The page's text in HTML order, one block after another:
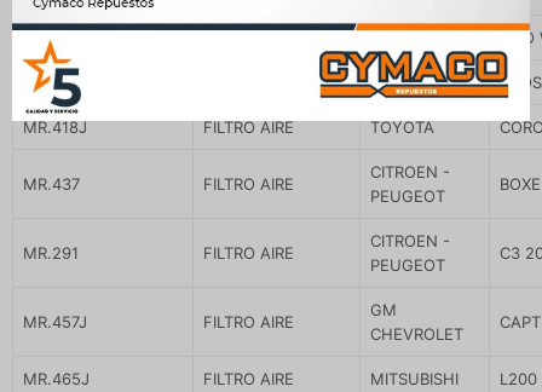
MR.293 RENAULT CLIO
MR.430 FORD
MR.418J FILTRO AIRE TOYOTA
MR.437 FILTRO AIRE
CITROEN -
PEUGEOT
MR.291 FILTRO AIRE
CITROEN -
PEUGEOT
C3
MR.457J FILTRO AIRE
GM
CHEVROLET
MR.465J FILTRO AIRE MITSUBISHI L200